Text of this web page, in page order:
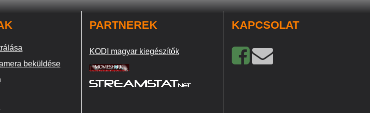
beküldése
PARTNEREK
KODI magyar kiegészítők
KAPCSOLAT